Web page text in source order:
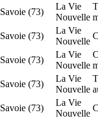
Savoie (73)
La Vie
Nouvelle
Savoie (73)
La Vie
Nouvelle
Savoie (73)
La Vie
Nouvelle
Savoie (73)
La Vie
Nouvelle
Savoie (73)
La Vie
Nouvelle